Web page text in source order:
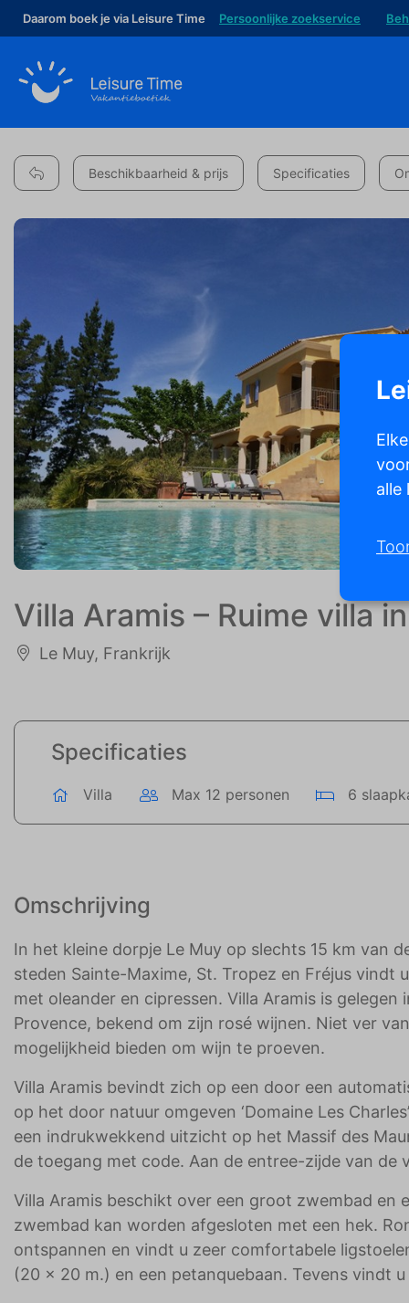
Daarom boek je via Leisure Time Persoonlijke zoekservice
Beschikbaarheid & prijs Specificaties
Villa Aramis – Ruime villa
Le Muy, Frankrijk
Specificaties
Villa Max 12 personen 6
Omschrijving
In het kleine dorpje Le Muy op slechts 15 km van
steden Sainte-Maxime, St. Tropez en Fréjus vindt
met oleander en cipressen. Villa Aramis is
Provence, bekend om zijn rosé wijnen. Niet ver
mogelijkheid bieden om wijn te proeven.
Villa Aramis bevindt zich op een door een
op het door natuur omgeven ‘Domaine Les
een indrukwekkend uitzicht op het Massif des
de toegang met code. Aan de entree-zijde van de
Villa Aramis beschikt over een groot zwembad
zwembad kan worden afgesloten met een hek.
ontspannen en vindt u zeer comfortabele
(20 x 20 m.) en een petanquebaan. Tevens vindt
alle